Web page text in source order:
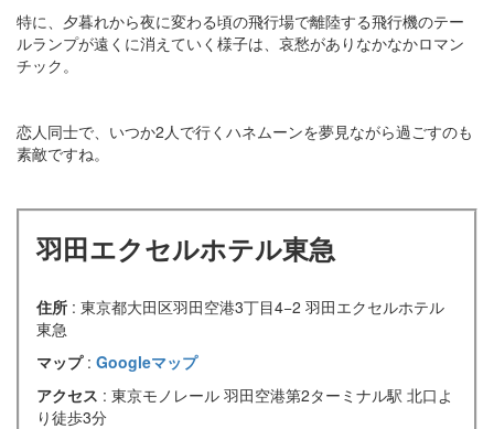
特に、夕暮れから夜に変わる頃の飛行場で離陸する飛行機のテー
ルランプが遠くに消えていく様子は、哀愁がありなかなかロマン
チック。
恋人同士で、いつか2人で行くハネムーンを夢見ながら過ごすのも
素敵ですね。
羽田エクセルホテル東急
住所 : 東京都大田区羽田空港3丁目4−2 羽田エクセルホテル
東急
マップ : Googleマップ
アクセス : 東京モノレール 羽田空港第2ターミナル駅 北口よ
り徒歩3分